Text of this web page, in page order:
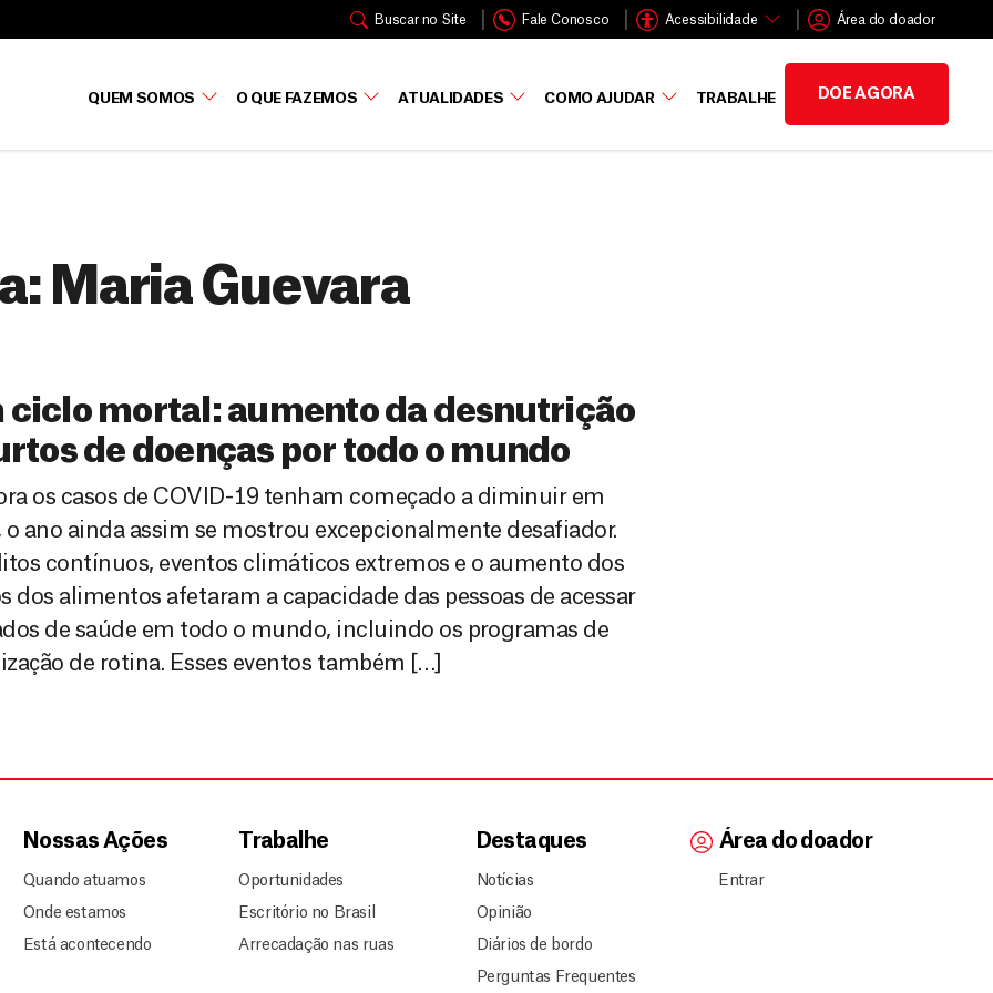
Buscar no Site Fale Conosco Acessibilidade Área do doador
QUEM SOMOS O QUE FAZEMOS ATUALIDADES COMO AJUDAR TRABALHE DOE AGORA
Maria Guevara
ciclo mortal: aumento da desnutrição
de doenças por todo o mundo
os casos de COVID-19 tenham começado a diminuir em
o ano ainda assim se mostrou excepcionalmente desafiador.
contínuos, eventos climáticos extremos e o aumento dos
dos alimentos afetaram a capacidade das pessoas de acessar
de saúde em todo o mundo, incluindo os programas de
de rotina. Esses eventos também […]
Nossas Ações
Quando atuamos
Onde estamos
Está acontecendo
Trabalhe
Oportunidades
Escritório no Brasil
Arrecadação nas ruas
Destaques
Notícias
Opinião
Diários de bordo
Perguntas Frequentes
Área do doador
Entrar